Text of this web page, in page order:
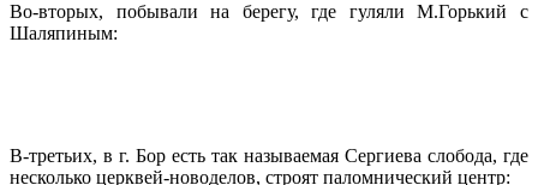
Во-вторых, побывали на берегу, где гуляли М.Горький с
Шаляпиным:
В-третьих, в г. Бор есть так называемая Сергиева слобода, где
несколько церквей-новоделов, строят паломнический центр: